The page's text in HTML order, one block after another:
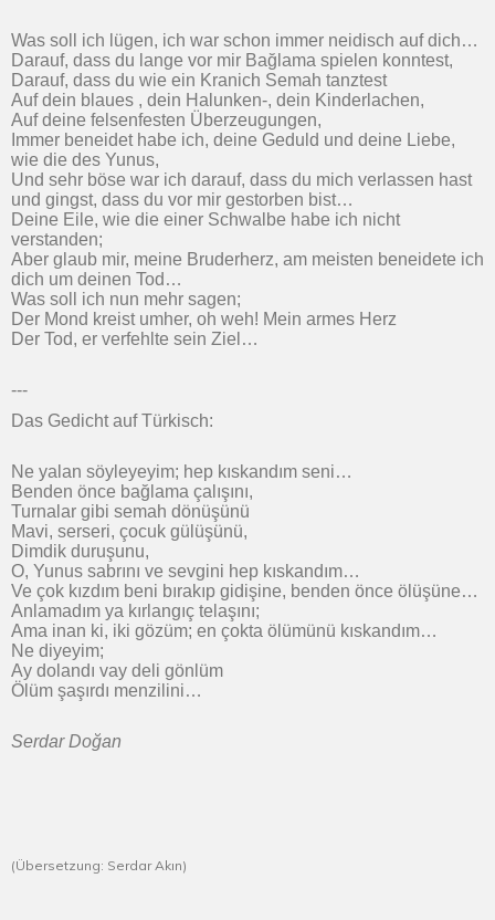
Was soll ich lügen, ich war schon immer neidisch auf dich…
Darauf, dass du lange vor mir Bağlama spielen konntest,
Darauf, dass du wie ein Kranich Semah tanztest
Auf dein blaues , dein Halunken-, dein Kinderlachen,
Auf deine felsenfesten Überzeugungen,
Immer beneidet habe ich, deine Geduld und deine Liebe,
wie die des Yunus,
Und sehr böse war ich darauf, dass du mich verlassen hast
und gingst, dass du vor mir gestorben bist…
Deine Eile, wie die einer Schwalbe habe ich nicht
verstanden;
Aber glaub mir, meine Bruderherz, am meisten beneidete ich
dich um deinen Tod…
Was soll ich nun mehr sagen;
Der Mond kreist umher, oh weh! Mein armes Herz
Der Tod, er verfehlte sein Ziel…
---
Das Gedicht auf Türkisch:
Ne yalan söyleyeyim; hep kıskandım seni…
Benden önce bağlama çalışını,
Turnalar gibi semah dönüşünü
Mavi, serseri, çocuk gülüşünü,
Dimdik duruşunu,
O, Yunus sabrını ve sevgini hep kıskandım…
Ve çok kızdım beni bırakıp gidişine, benden önce ölüşüne…
Anlamadım ya kırlangıç telaşını;
Ama inan ki, iki gözüm; en çokta ölümünü kıskandım…
Ne diyeyim;
Ay dolandı vay deli gönlüm
Ölüm şaşırdı menzilini…
Serdar Doğan
(Übersetzung: Serdar Akın)